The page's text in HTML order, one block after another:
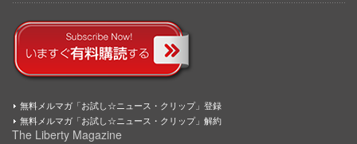
無料メルマガ「お試し☆ニュース・クリップ」登録
無料メルマガ「お試し☆ニュース・クリップ」解約
The Liberty Magazine